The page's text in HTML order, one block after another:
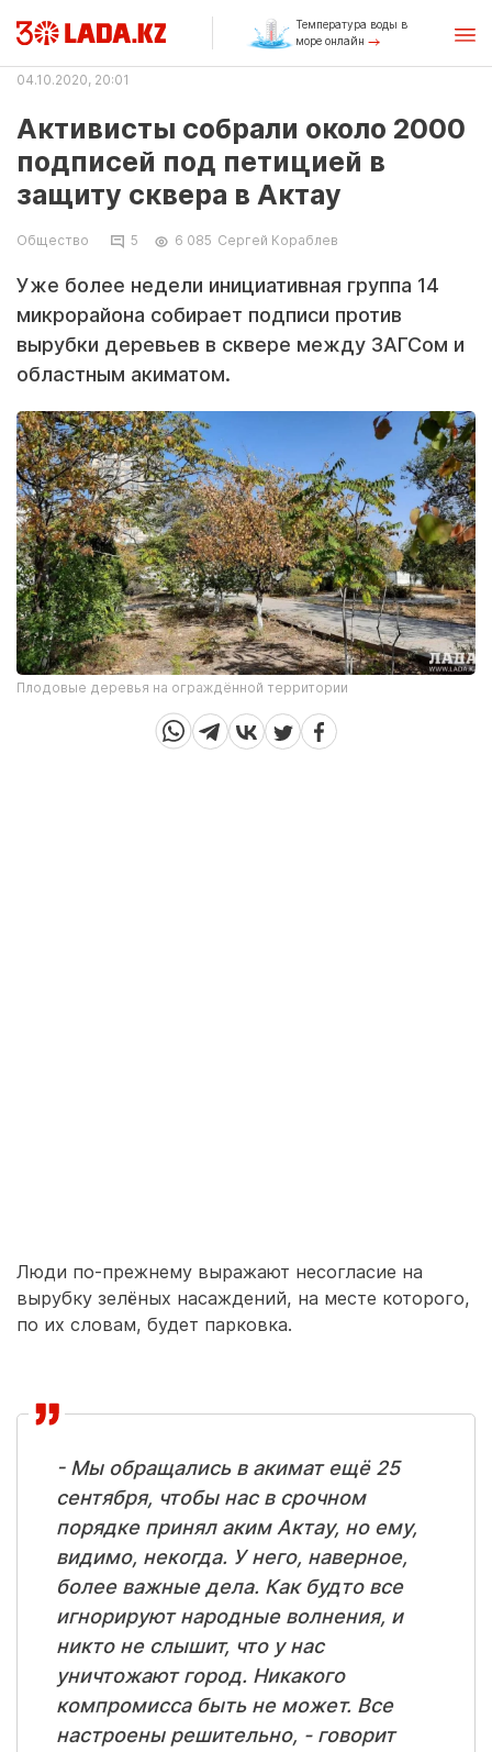
Температура воды в
море онлайн
04.10.2020, 20:01
Активисты собрали около 2000
подписей под петицией в
защиту сквера в Актау
Общество 5 6 085 Сергей Кораблев
Уже более недели инициативная группа 14
микрорайона собирает подписи против
вырубки деревьев в сквере между ЗАГСом и
областным акиматом.
Плодовые деревья на ограждённой территории
Люди по-прежнему выражают несогласие на
вырубку зелёных насаждений, на месте которого,
по их словам, будет парковка.
- Мы обращались в акимат ещё 25
сентября, чтобы нас в срочном
порядке принял аким Актау, но ему,
видимо, некогда. У него, наверное,
более важные дела. Как будто все
игнорируют народные волнения, и
никто не слышит, что у нас
уничтожают город. Никакого
компромисса быть не может. Все
настроены решительно, - говорит